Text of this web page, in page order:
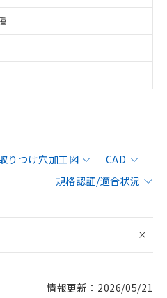
りつけ穴加工図
CAD
規格認証/適合状況
情報更新：2026/05/21